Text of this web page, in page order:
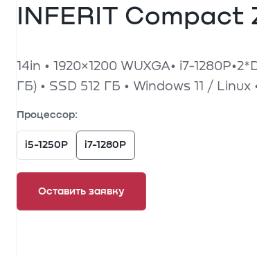
INFERIT Compact
14in • 1920×1200 WUXGA• i7-
ГБ) • SSD 512 ГБ • Windows 11 / Linux
Процессор:
i5-1250P i7-1280P
Оставить заявку